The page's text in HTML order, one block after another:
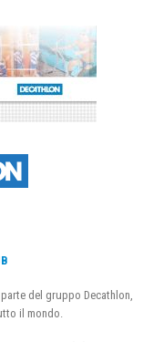
del gruppo Decathlon,
il mondo.